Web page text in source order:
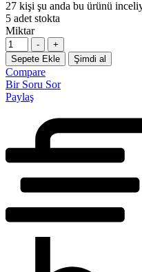
27 kişi şu anda bu ürünü
5 adet stokta
Miktar
-
+
Sepete Ekle
Şimdi al
Compare
Bir Soru Sor
Paylaş